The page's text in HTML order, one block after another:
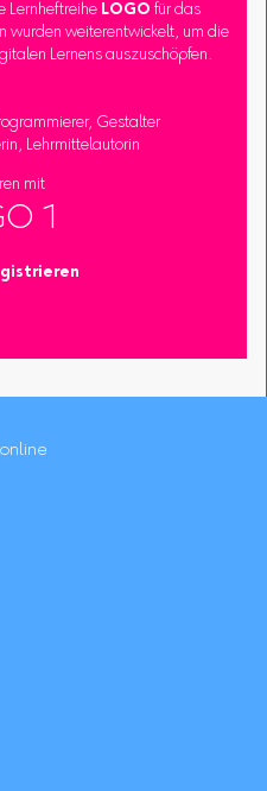
Lernheftreihe LOGO für das
wurden weiterentwickelt, um die
Lernens auszuschöpfen.
Gestalter
Lehrmittelautorin
mit
1